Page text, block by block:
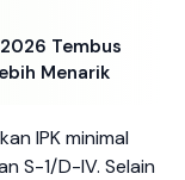
Tembus
Menarik
IPK minimal
S-1/D-IV. Selain